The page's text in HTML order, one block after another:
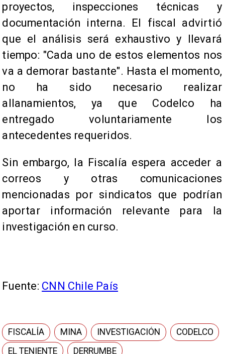
proyectos, inspecciones técnicas y
documentación interna. El fiscal advirtió
que el análisis será exhaustivo y llevará
tiempo: "Cada uno de estos elementos nos
va a demorar bastante". Hasta el momento,
no ha sido necesario realizar
allanamientos, ya que Codelco ha
entregado voluntariamente los
antecedentes requeridos.
Sin embargo, la Fiscalía espera acceder a
correos y otras comunicaciones
mencionadas por sindicatos que podrían
aportar información relevante para la
investigación en curso.
Fuente: CNN Chile País
FISCALÍA MINA INVESTIGACIÓN
CODELCO
EL TENIENTE
DERRUMBE